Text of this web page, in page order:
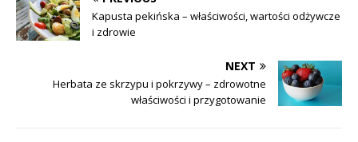
Kapusta pekińska – właściwości, wartości odżywcze
i zdrowie
NEXT
Herbata ze skrzypu i pokrzywy – zdrowotne
właściwości i przygotowanie